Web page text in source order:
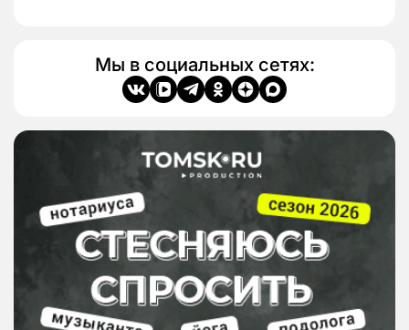
Мы в социальных сетях: